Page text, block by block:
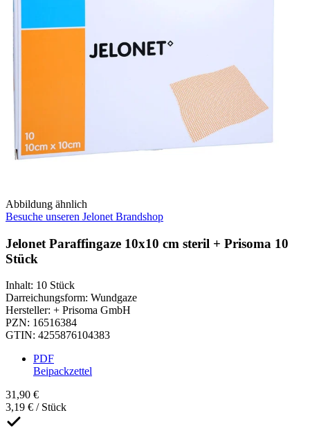
Abbildung ähnlich
Besuche unseren Jelonet Brandshop
Jelonet Paraffingaze 10x10 cm steril + Prisoma 10
Stück
Inhalt: 10 Stück
Darreichungsform: Wundgaze
Hersteller: + Prisoma GmbH
PZN: 16516384
GTIN: 4255876104383
PDF
Beipackzettel
31,90 €
3,19 € / Stück